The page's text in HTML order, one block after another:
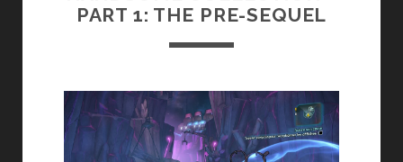
PART 1: THE PRE-SEQUEL